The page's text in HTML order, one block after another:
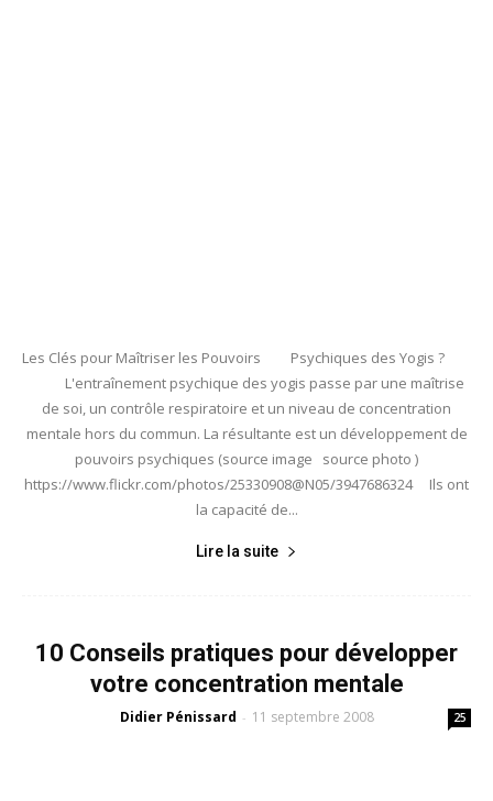
Les Clés pour Maîtriser les Pouvoirs Psychiques des Yogis ?
L'entraînement psychique des yogis passe par une maîtrise
de soi, un contrôle respiratoire et un niveau de concentration
mentale hors du commun. La résultante est un développement de
pouvoirs psychiques (source image source photo )
https://www.flickr.com/photos/25330908@N05/3947686324 Ils ont
la capacité de...
Lire la suite
10 Conseils pratiques pour développer
votre concentration mentale
Didier Pénissard - 11 septembre 2008 25